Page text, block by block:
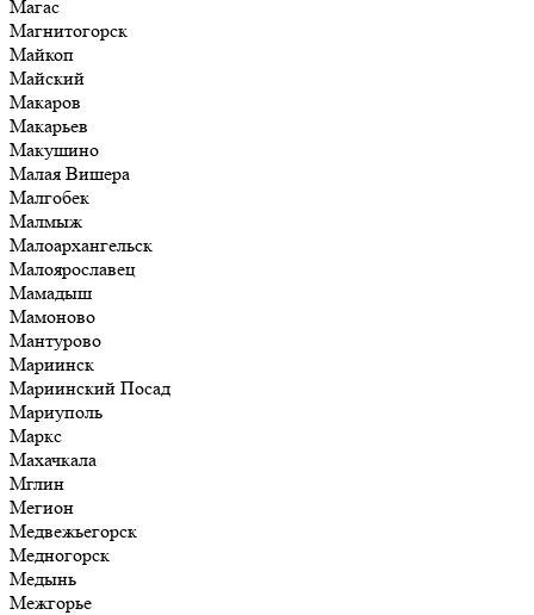
Магас
Магнитогорск
Майкоп
Майский
Макаров
Макарьев
Макушино
Малая Вишера
Малгобек
Малмыж
Малоархангельск
Малоярославец
Мамадыш
Мамоново
Мантурово
Мариинск
Мариинский Посад
Мариуполь
Маркс
Махачкала
Мглин
Мегион
Медвежьегорск
Медногорск
Медынь
Межгорье